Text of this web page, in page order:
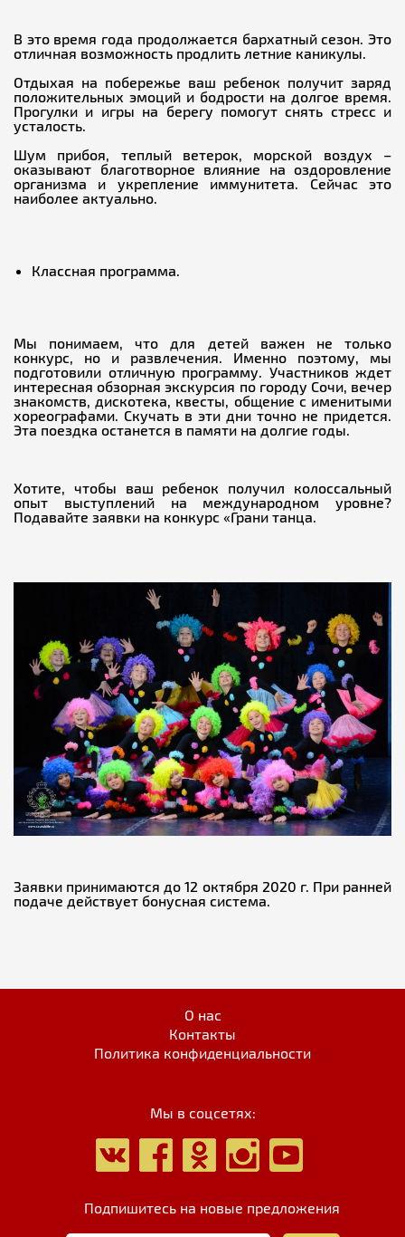
В это время года продолжается бархатный сезон. Это
отличная возможность продлить летние каникулы.
Отдыхая на побережье ваш ребенок получит заряд
положительных эмоций и бодрости на долгое время.
Прогулки и игры на берегу помогут снять стресс и
усталость.
Шум прибоя, теплый ветерок, морской воздух –
оказывают благотворное влияние на оздоровление
организма и укрепление иммунитета. Сейчас это
наиболее актуально.
Классная программа.
Мы понимаем, что для детей важен не только
конкурс, но и развлечения. Именно поэтому, мы
подготовили отличную программу. Участников ждет
интересная обзорная экскурсия по городу Сочи, вечер
знакомств, дискотека, квесты, общение с именитыми
хореографами. Скучать в эти дни точно не придется.
Эта поездка останется в памяти на долгие годы.
Хотите, чтобы ваш ребенок получил колоссальный
опыт выступлений на международном уровне?
Подавайте заявки на конкурс «Грани танца.
Заявки принимаются до 12 октября 2020 г. При ранней
подаче действует бонусная система.
О нас
Контакты
Политика конфиденциальности
Мы в соцсетях:
Подпишитесь на новые предложения